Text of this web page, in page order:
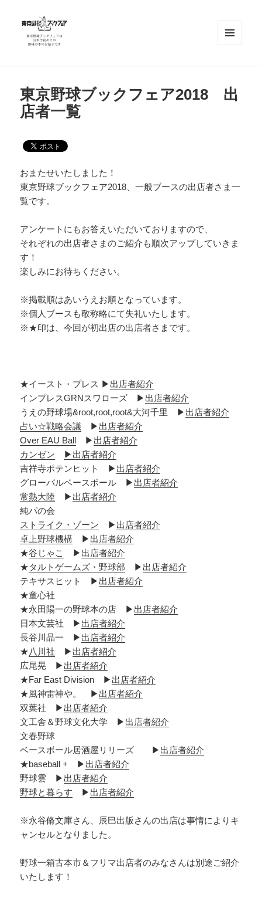
東京野球ブックフェア2018 出
店者一覧
おまたせいたしました！
東京野球ブックフェア2018、一般ブースの出店者さま一
覧です。
アンケートにもお答えいただいておりますので、
それぞれの出店者さまのご紹介も順次アップしていきま
す！
楽しみにお待ちください。
※掲載順はあいうえお順となっています。
※個人ブースも敬称略にて失礼いたします。
※★印は、今回が初出店の出店者さまです。
★イースト・プレス ▶ 出店者紹介
インプレスGRNスワローズ ▶ 出店者紹介
うえの野球場&root,root,root&大河千里 ▶ 出店者紹介
占い☆戦略会議 ▶ 出店者紹介
Over EAU Ball
▶ 出店者紹介
カンゼン
▶ 出店者紹介
吉祥寺ポテンヒット ▶ 出店者紹介
グローバルベースボール ▶ 出店者紹介
常熱大陸 ▶ 出店者紹介
純パの会
ストライク・ゾーン ▶ 出店者紹介
卓上野球機構 ▶ 出店者紹介
★谷じゃこ ▶ 出店者紹介
★タルトゲームズ・野球部 ▶ 出店者紹介
テキサスヒット ▶ 出店者紹介
★童心社
★永田陽一の野球本の店 ▶ 出店者紹介
日本文芸社 ▶ 出店者紹介
長谷川晶一 ▶ 出店者紹介
★八川社 ▶ 出店者紹介
広尾晃 ▶ 出店者紹介
★Far East Division ▶ 出店者紹介
★風神雷神や。 ▶ 出店者紹介
双葉社 ▶ 出店者紹介
文工舎＆野球文化大学 ▶ 出店者紹介
文春野球
ベースボール居酒屋リリーズ ▶ 出店者紹介
★baseball + ▶ 出店者紹介
野球雲 ▶ 出店者紹介
野球と暮らす ▶ 出店者紹介
※永谷脩文庫さん、辰巳出版さんの出店は事情によりキ
ャンセルとなりました。
野球一箱古本市＆フリマ出店者のみなさんは別途ご紹介
いたします！